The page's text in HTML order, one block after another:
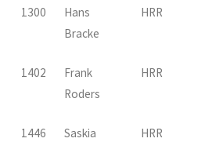
1300
Hans
Bracke
HRR
1402
Frank
Roders
HRR
1446
Saskia
HRR